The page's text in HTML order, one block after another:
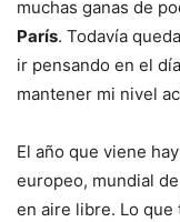
muchas ganas de
París. Todavía
ir pensando en el
mantener mi nivel
El año que viene
europeo, mundial
en aire libre. Lo que